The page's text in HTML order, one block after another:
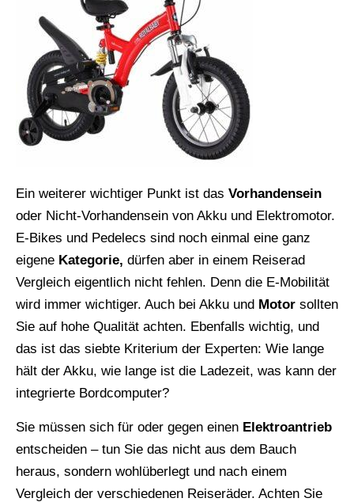
Ein weiterer wichtiger Punkt ist das Vorhandensein
oder Nicht-Vorhandensein von Akku und Elektromotor.
E-Bikes und Pedelecs sind noch einmal eine ganz
eigene Kategorie, dürfen aber in einem Reiserad
Vergleich eigentlich nicht fehlen. Denn die E-Mobilität
wird immer wichtiger. Auch bei Akku und Motor sollten
Sie auf hohe Qualität achten. Ebenfalls wichtig, und
das ist das siebte Kriterium der Experten: Wie lange
hält der Akku, wie lange ist die Ladezeit, was kann der
integrierte Bordcomputer?
Sie müssen sich für oder gegen einen Elektroantrieb
entscheiden – tun Sie das nicht aus dem Bauch
heraus, sondern wohlüberlegt und nach einem
Vergleich der verschiedenen Reiseräder. Achten Sie